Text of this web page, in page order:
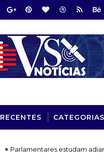
RECENTES CATEGORIAS
Parlamentares estudam